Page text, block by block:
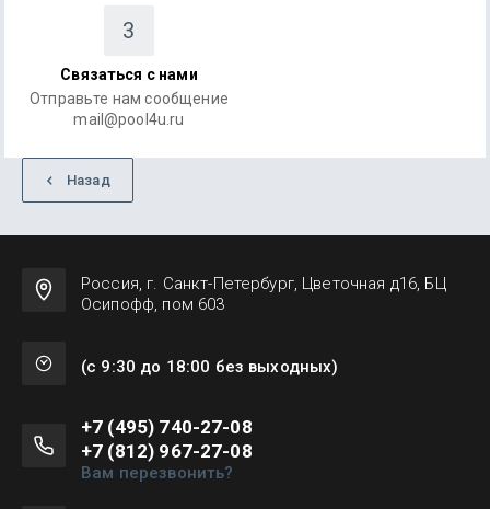
3
Связаться с нами
Отправьте нам сообщение
mail@pool4u.ru
Назад
Россия, г. Санкт-Петербург, Цветочная д16, БЦ
Осипофф, пом 603
(с 9:30 до 18:00 без выходных)
+7 (495) 740-27-08
+7 (812) 967-27-08
Вам перезвонить?